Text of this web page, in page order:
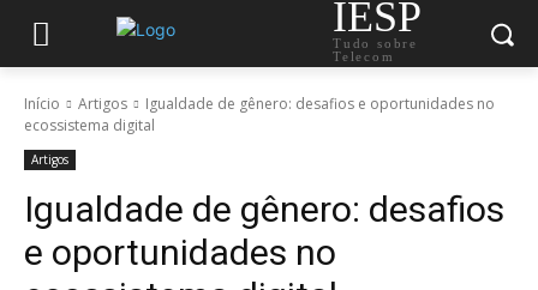
IESP
Tudo sobre
Telecom
Início Artigos
Igualdade de gênero: desafios e oportunidades no
ecossistema digital
Artigos
Igualdade de gênero: desafios
e oportunidades no